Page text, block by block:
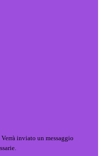
Verrà inviato un messaggio